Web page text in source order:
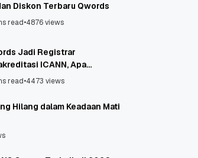
Diskon Terbaru Qwords
read•4876 views
Jadi Registrar
ICANN, Apa
read•4473 views
Hilang dalam Keadaan Mati